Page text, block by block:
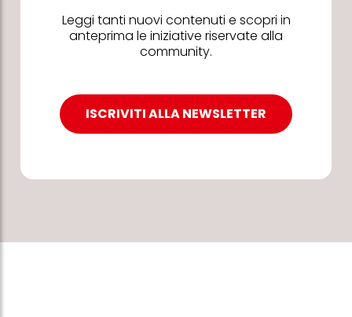
Leggi tanti nuovi contenuti e scopri in
anteprima le iniziative riservate alla
community.
ISCRIVITI ALLA NEWSLETTER